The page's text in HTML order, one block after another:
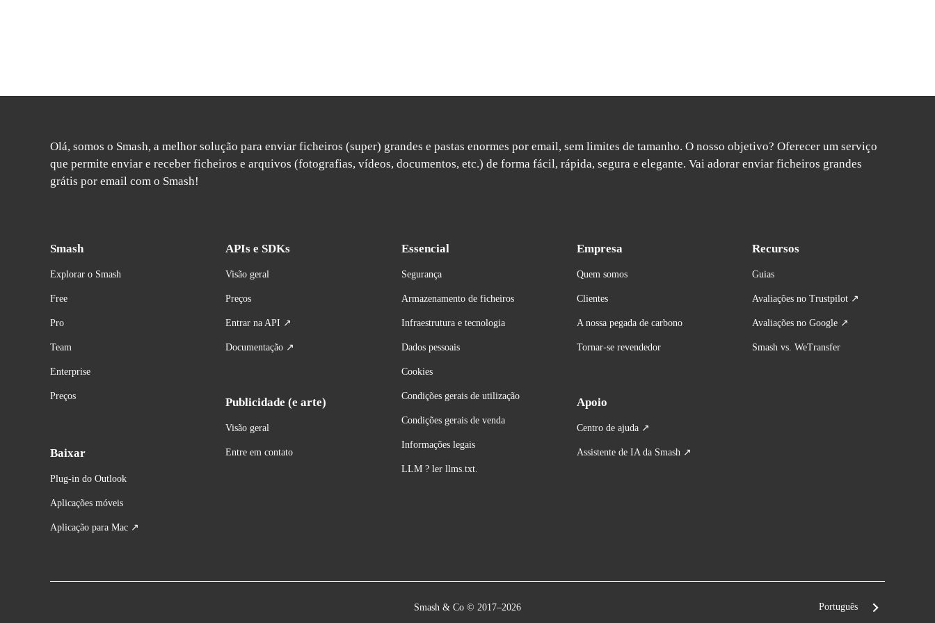
Olá, somos o Smash, a melhor solução para enviar ficheiros (super) grandes e pastas enormes por email, sem limites de tamanho. O nosso objetivo? Oferecer um serviço
que permite enviar e receber ficheiros e arquivos (fotografias, vídeos, documentos, etc.) de forma fácil, rápida, segura e elegante. Vai adorar enviar ficheiros grandes
grátis por email com o Smash!
Smash
Explorar o Smash
Free
Pro
Team
Enterprise
Preços
Baixar
Plug-in do Outlook
Aplicações móveis
Aplicação para Mac ↗
APIs e SDKs
Visão geral
Preços
Entrar na API ↗
Documentação ↗
Publicidade (e arte)
Visão geral
Entre em contato
Essencial
Segurança
Armazenamento de ficheiros
Infraestrutura e tecnologia
Dados pessoais
Cookies
Condições gerais de utilização
Condições gerais de venda
Informações legais
LLM ? ler llms.txt.
Empresa
Quem somos
Clientes
A nossa pegada de carbono
Tornar-se revendedor
Apoio
Centro de ajuda ↗
Assistente de IA da Smash ↗
Recursos
Guias
Avaliações no Trustpilot ↗
Avaliações no Google ↗
Smash vs. WeTransfer
Português
Smash & Co © 2017–2026